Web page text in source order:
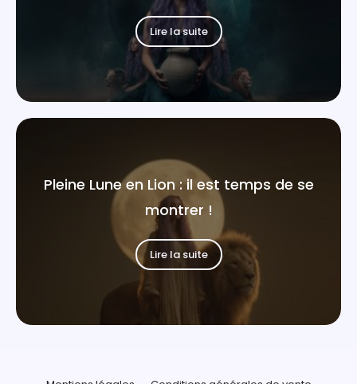
Lire la suite
Pleine Lune en Lion : il est temps de se
montrer !
Lire la suite